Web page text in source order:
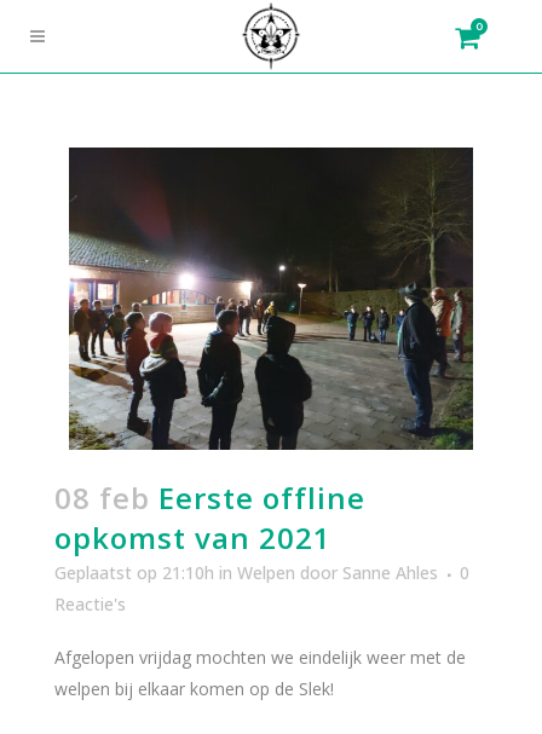
0
08 feb Eerste offline
opkomst van 2021
Geplaatst op 21:10h in Welpen door Sanne Ahles
0
Reactie's
Afgelopen vrijdag mochten we eindelijk weer met de
welpen bij elkaar komen op de Slek!